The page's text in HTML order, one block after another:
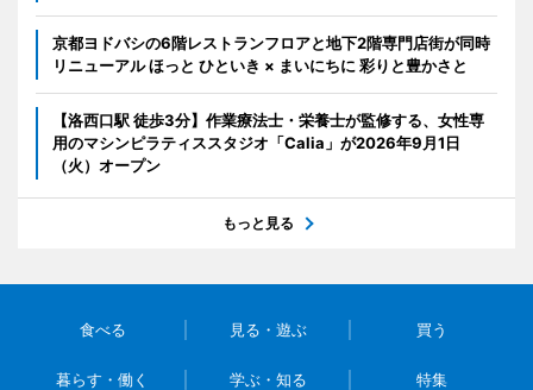
京都ヨドバシの6階レストランフロアと地下2階専門店街が同時
リニューアル ほっと ひといき × まいにちに 彩りと豊かさと
【洛西口駅 徒歩3分】作業療法士・栄養士が監修する、女性専
用のマシンピラティススタジオ「Calia」が2026年9月1日
（火）オープン
もっと見る
食べる 見る・遊ぶ 買う
暮らす・働く 学ぶ・知る 特集